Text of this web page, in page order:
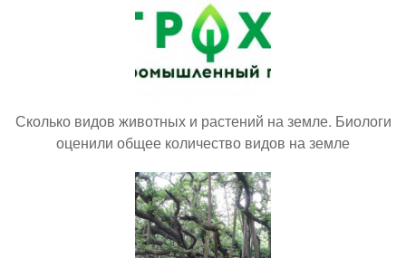
Сколько видов животных и растений на земле. Биологи
оценили общее количество видов на земле